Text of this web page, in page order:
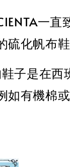
一直
硫化帆布鞋
子是在西
如有機棉或